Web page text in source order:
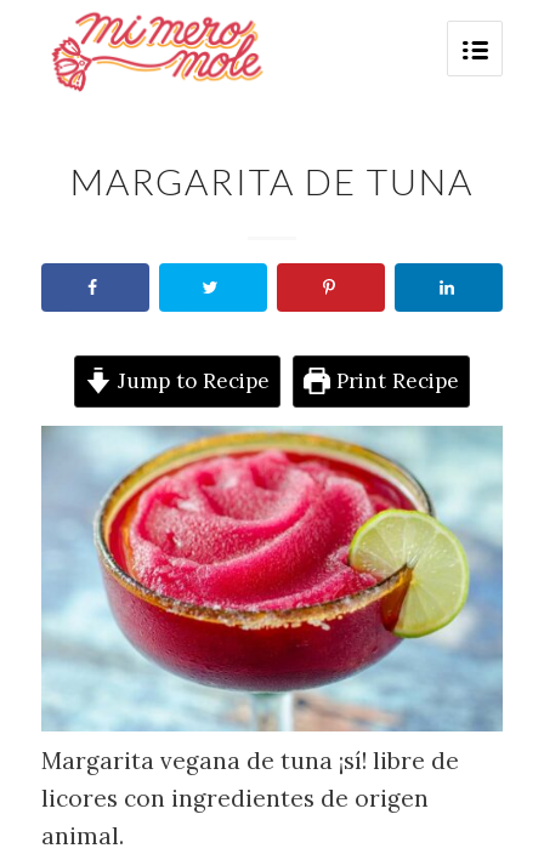
MARGARITA DE TUNA
Jump to Recipe Print Recipe
Margarita vegana de tuna ¡sí! libre de
licores con ingredientes de origen
animal.